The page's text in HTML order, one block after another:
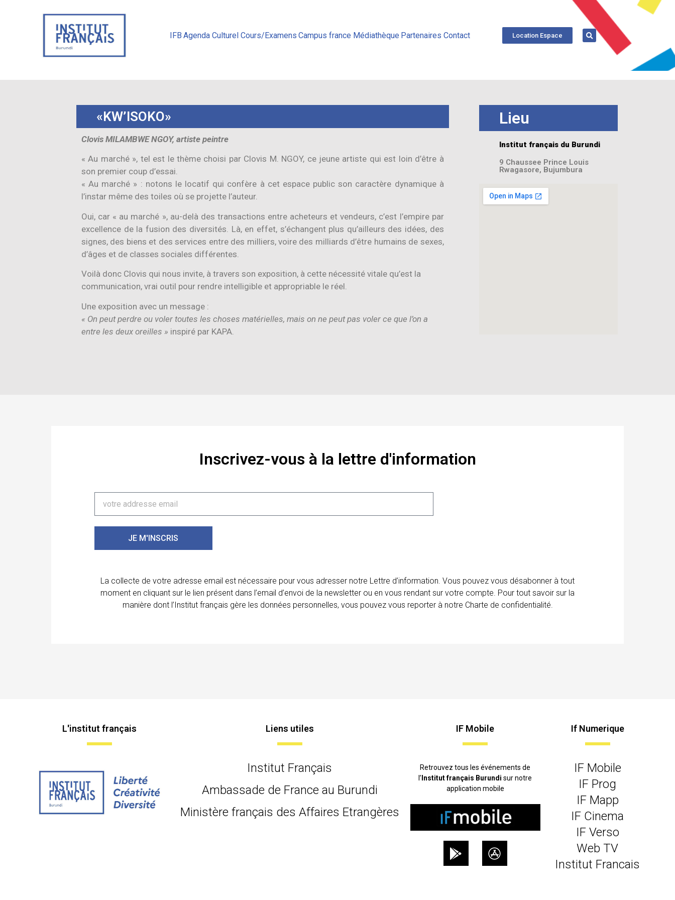
IFB Agenda Culturel Cours/Examens Campus france Médiathèque Partenaires Contact Location Espace
«KW’ISOKO»
Clovis MILAMBWE NGOY, artiste peintre
« Au marché », tel est le thème choisi par Clovis M. NGOY, ce jeune artiste qui est loin d’être à
son premier coup d’essai.
« Au marché » : notons le locatif qui confère à cet espace public son caractère dynamique à
l’instar même des toiles où se projette l’auteur.
Oui, car « au marché », au-delà des transactions entre acheteurs et vendeurs, c’est l’empire par
excellence de la fusion des diversités. Là, en effet, s’échangent plus qu’ailleurs des idées, des
signes, des biens et des services entre des milliers, voire des milliards d’être humains de sexes,
d’âges et de classes sociales différentes.
Voilà donc Clovis qui nous invite, à travers son exposition, à cette nécessité vitale qu’est la
communication, vrai outil pour rendre intelligible et appropriable le réel.
Une exposition avec un message :
« On peut perdre ou voler toutes les choses matérielles, mais on ne peut pas voler ce que l’on a
entre les deux oreilles » inspiré par KAPA.
Lieu
Institut français du Burundi
9 Chaussee Prince Louis
Rwagasore, Bujumbura
Inscrivez-vous à la lettre d'information
JE M'INSCRIS
La collecte de votre adresse email est nécessaire pour vous adresser notre Lettre d’information. Vous pouvez vous désabonner à tout
moment en cliquant sur le lien présent dans l’email d’envoi de la newsletter ou en vous rendant sur votre compte. Pour tout savoir sur la
manière dont l’Institut français gère les données personnelles, vous pouvez vous reporter à notre Charte de confidentialité.
L'institut français Liens utiles
Institut Français
Ambassade de France au Burundi
Ministère français des Affaires Etrangères
IF Mobile
Retrouvez tous les événements de
l’ Institut français Burundisur notre
application mobile
If Numerique
IF Mobile
IF Prog
IF Mapp
IF Cinema
IF Verso
Web TV
Institut Francais